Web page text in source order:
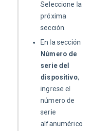
Seleccione la
próxima
sección.
En la sección
Número de
serie del
dispositivo,
ingrese el
número de
serie
alfanumérico